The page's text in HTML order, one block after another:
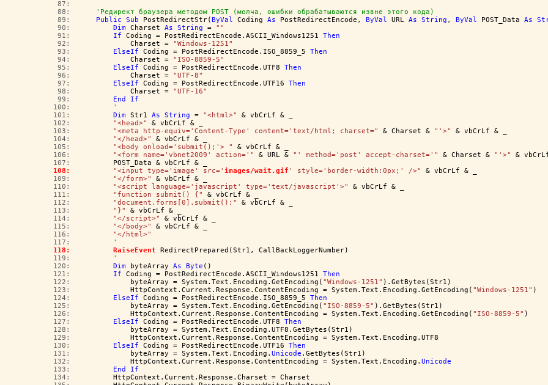
  87:
  88:
'Редирект браузера методом POST (молча, ошибки обрабатываются извне этого кода)
  89:
Public Sub PostRedirectStr(ByVal Coding As PostRedirectEncode, ByVal URL As String , ByVal POST_Data As
  90:
Dim Charset As String = ""
  91:
If Coding = PostRedirectEncode.ASCII_Windows1251 Then
  92:
            Charset =
"Windows-1251"
  93:
ElseIf Coding = PostRedirectEncode.ISO_8859_5 Then
  94:
            Charset =
"ISO-8859-5"
  95:
ElseIf Coding = PostRedirectEncode.UTF8 Then
  96:
            Charset =
"UTF-8"
  97:
ElseIf Coding = PostRedirectEncode.UTF16 Then
  98:
            Charset =
"UTF-16"
  99:
End
If
100:
'
101:
Dim Str1 As String = "<html>"
& vbCrLf & _
102:
"<head>"
& vbCrLf & _
103:
"<meta http-equiv='Content-Type' content='text/html; charset=" & Charset & "'>"
& vbCrLf & _
104:
"</head>"
& vbCrLf & _
105:
"<body onload='submit();'> "
& vbCrLf & _
106:
"<form name='vbnet2009' action='" & URL & "' method='post' accept-charset='" & Charset & "'>"
&
107:
        POST_Data & vbCrLf & _
108:
"<input type='image' src=' images/wait.gif ' style='border-width:0px;' />"
& vbCrLf & _
109:
"</form>"
& vbCrLf & _
110:
"<script language='javascript' type='text/javascript'>"
& vbCrLf & _
111:
"function submit() {"
& vbCrLf & _
112:
"document.forms[0].submit();"
& vbCrLf & _
113:
"}"
& vbCrLf & _
114:
"</script>"
& vbCrLf & _
115:
"</body>"
& vbCrLf & _
116:
"</html>"
117:
'
118:
RaiseEvent RedirectPrepared(Str1, CallBackLoggerNumber)
119:
'
120:
Dim byteArray As Byte ()
121:
If Coding = PostRedirectEncode.ASCII_Windows1251 Then
122:
            byteArray = System.Text.Encoding.GetEncoding(
"Windows-1251" ).GetBytes(Str1)
123:
            HttpContext.Current.Response.ContentEncoding = System.Text.Encoding.GetEncoding(
"Windows-1251" )
124:
ElseIf Coding = PostRedirectEncode.ISO_8859_5 Then
125:
            byteArray = System.Text.Encoding.GetEncoding(
"ISO-8859-5" ).GetBytes(Str1)
126:
            HttpContext.Current.Response.ContentEncoding = System.Text.Encoding.GetEncoding(
"ISO-8859-5" )
127:
ElseIf Coding = PostRedirectEncode.UTF8 Then
128:
            byteArray = System.Text.Encoding.UTF8.GetBytes(Str1)
129:
            HttpContext.Current.Response.ContentEncoding = System.Text.Encoding.UTF8
130:
ElseIf Coding = PostRedirectEncode.UTF16 Then
131:
            byteArray = System.Text.Encoding.
Unicode .GetBytes(Str1)
132:
            HttpContext.Current.Response.ContentEncoding = System.Text.Encoding.
Unicode
133:
End
If
134:
        HttpContext.Current.Response.Charset = Charset